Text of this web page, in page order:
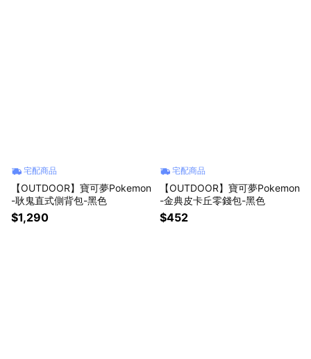
宅配商品
【OUTDOOR】寶可夢Pokemon
-耿鬼直式側背包-黑色
$1,290
宅配商品
【OUTDOOR】寶可夢Pokemon
-金典皮卡丘零錢包-黑色
$452